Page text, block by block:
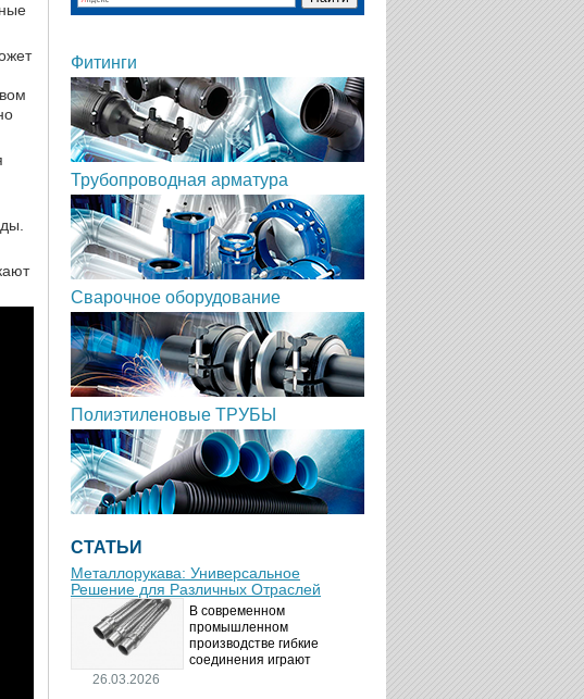
Фитинги
Трубопроводная арматура
Сварочное оборудование
Полиэтиленовые ТРУБЫ
СТАТЬИ
Металлорукава: Универсальное
Решение для Различных Отраслей
26.03.2026
В современном
промышленном
производстве гибкие
соединения играют